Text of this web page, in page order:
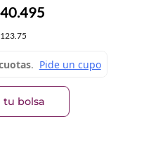
40.495
tu bolsa